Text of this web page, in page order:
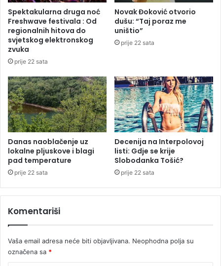
j
a
č
e
C
r
e
n
e
z
v
e
z
d
e
n
o
j
I
l
d
ž
i
z
b
o
g
b
u
j
i
h
o
d
Spektakularna druga noć
Freshwave festivala : Od
regionalnih hitova do
svjetskog elektronskog
zvuka
prije 22 sata
Novak Đoković otvorio
dušu: “Taj poraz me
uništio”
prije 22 sata
Danas naoblačenje uz
lokalne pljuskove i blagi
pad temperature
prije 22 sata
Decenija na Interpolovoj
listi: Gdje se krije
Slobodanka Tošić?
prije 22 sata
Komentariši
Vaša email adresa neće biti objavljivana. Neophodna polja su
označena sa *